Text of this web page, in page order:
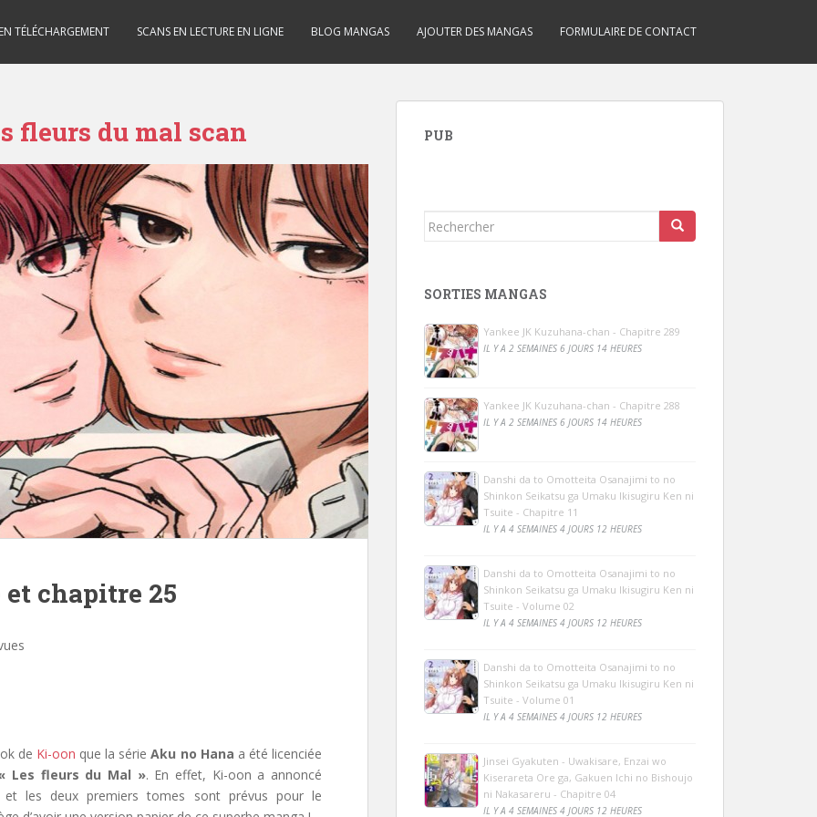
TÉLÉCHARGEMENT SCANS EN LECTURE EN LIGNE BLOG MANGAS AJOUTER DES MANGAS FORMULAIRE DE CONTACT
fleurs du mal scan
chapitre 25
de Ki-oon que la sérieAku no Hana a été licenciée
Les fleurs du Mal ». En effet, Ki-oon a annoncé
et les deux premiers tomes sont prévus pour le
PUB
Rechercher...
SORTIES MANGAS
Yankee JK Kuzuhana-chan - Chapitre 289
IL Y A 2 SEMAINES 6 JOURS 14 HEURES
Yankee JK Kuzuhana-chan - Chapitre 288
IL Y A 2 SEMAINES 6 JOURS 14 HEURES
Danshi da to Omotteita Osanajimi to no
Shinkon Seikatsu ga Umaku Ikisugiru Ken ni
Tsuite - Chapitre 11
IL Y A 4 SEMAINES 4 JOURS 12 HEURES
Danshi da to Omotteita Osanajimi to no
Shinkon Seikatsu ga Umaku Ikisugiru Ken ni
Tsuite - Volume 02
IL Y A 4 SEMAINES 4 JOURS 12 HEURES
Danshi da to Omotteita Osanajimi to no
Shinkon Seikatsu ga Umaku Ikisugiru Ken ni
Tsuite - Volume 01
IL Y A 4 SEMAINES 4 JOURS 12 HEURES
Jinsei Gyakuten - Uwakisare, Enzai wo
Kiserareta Ore ga, Gakuen Ichi no Bishoujo
ni Nakasareru - Chapitre 04
IL Y A 4 SEMAINES 4 JOURS 12 HEURES